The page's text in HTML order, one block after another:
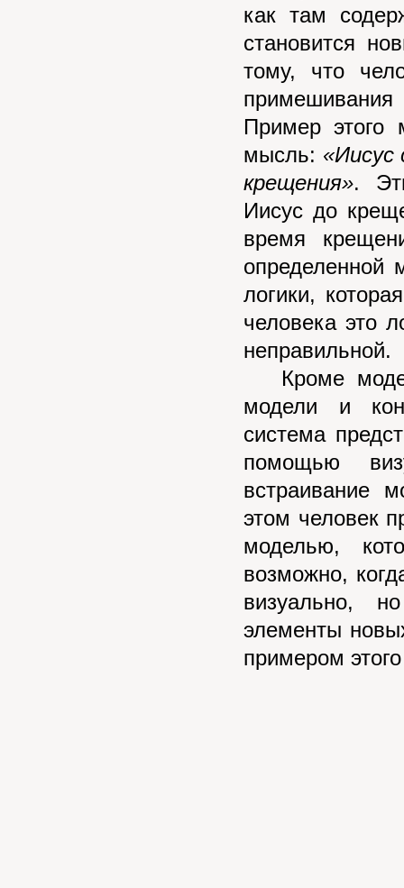
как там
становится
тому, что
Пример этого
мысль: «Иисус
крещения».
Иисус до
время
определенной
логики,
человека это
неправильной.
Кроме
модели и
система
помощью
встраивание
этом человек
моделью,
возможно,
визуально,
элементы
примером